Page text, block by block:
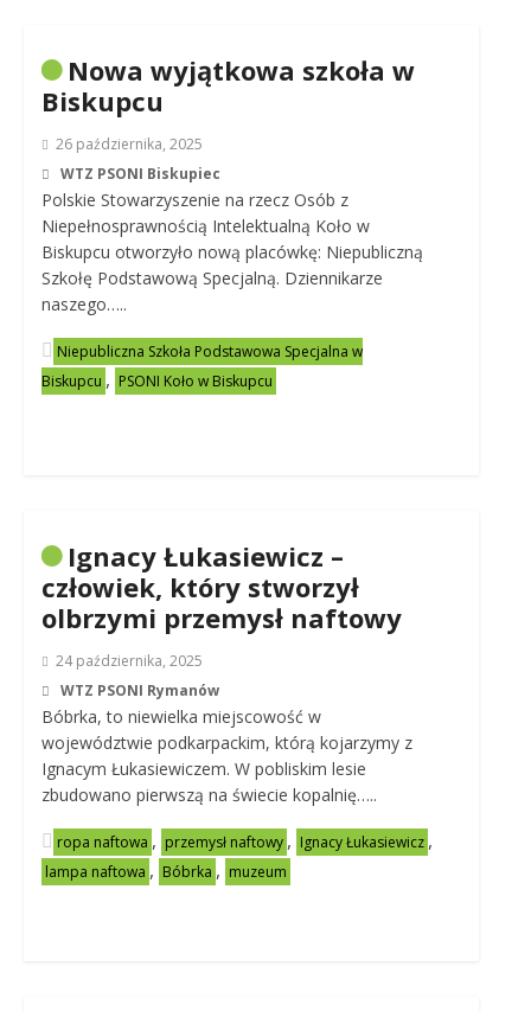
Nowa wyjątkowa szkoła w
Biskupcu
26 października, 2025
WTZ PSONI Biskupiec
Polskie Stowarzyszenie na rzecz Osób z
Niepełnosprawnością Intelektualną Koło w
Biskupcu otworzyło nową placówkę: Niepubliczną
Szkołę Podstawową Specjalną. Dziennikarze
naszego…..
Niepubliczna Szkoła Podstawowa Specjalna w
Biskupcu , PSONI Koło w Biskupcu
Ignacy Łukasiewicz –
człowiek, który stworzył
olbrzymi przemysł naftowy
24 października, 2025
WTZ PSONI Rymanów
Bóbrka, to niewielka miejscowość w
województwie podkarpackim, którą kojarzymy z
Ignacym Łukasiewiczem. W pobliskim lesie
zbudowano pierwszą na świecie kopalnię…..
ropa naftowa , przemysł naftowy , Ignacy Łukasiewicz ,
lampa naftowa , Bóbrka , muzeum